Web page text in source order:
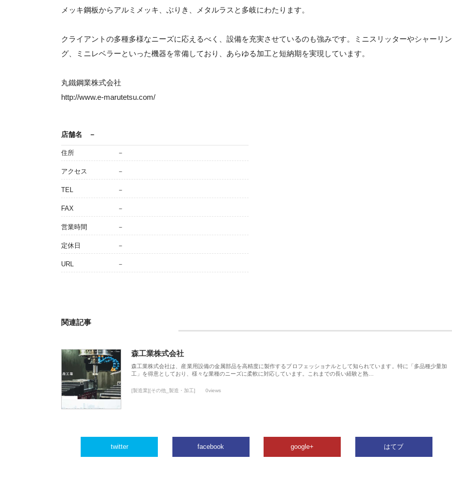
メッキ鋼板からアルミメッキ、ぶりき、メタルラスと多岐にわたります。
クライアントの多種多様なニーズに応えるべく、設備を充実させているのも強みです。ミニスリッターやシャーリン
グ、ミニレベラーといった機器を常備しており、あらゆる加工と短納期を実現しています。
丸鐵鋼業株式会社
http://www.e-marutetsu.com/
店舗名 －
住所 －
アクセス －
TEL －
FAX －
営業時間 －
定休日 －
URL －
関連記事
森工業株式会社
森工業株式会社は、産業用設備の金属部品を高精度に製作するプロフェッショナルとして知られています。特に「多品種少量加
工」を得意としており、様々な業種のニーズに柔軟に対応しています。これまでの長い経験と熟…
[製造業][その他_製造・加工] 0views
twitter facebook google+ はてブ